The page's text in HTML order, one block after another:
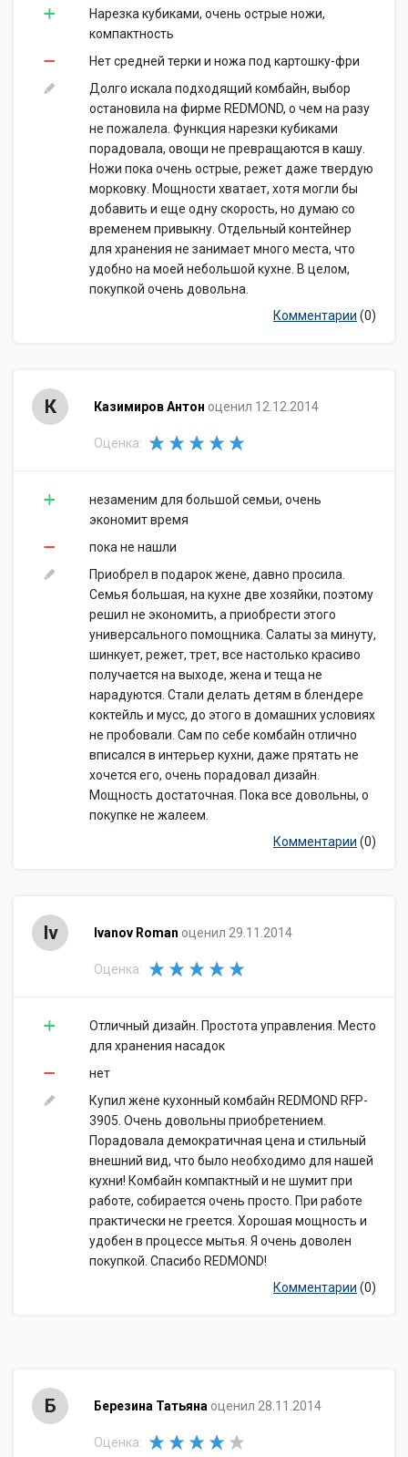
Нарезка кубиками, очень острые ножи,
компактность
Нет средней терки и ножа под картошку-фри
Долго искала подходящий комбайн, выбор
остановила на фирме REDMOND, о чем на разу
не пожалела. Функция нарезки кубиками
порадовала, овощи не превращаются в кашу.
Ножи пока очень острые, режет даже твердую
морковку. Мощности хватает, хотя могли бы
добавить и еще одну скорость, но думаю со
временем привыкну. Отдельный контейнер
для хранения не занимает много места, что
удобно на моей небольшой кухне. В целом,
покупкой очень довольна.
Комментарии (0)
К Казимиров Антон оценил 12.12.2014
Оценка:
незаменим для большой семьи, очень
экономит время
пока не нашли
Приобрел в подарок жене, давно просила.
Семья большая, на кухне две хозяйки, поэтому
решил не экономить, а приобрести этого
универсального помощника. Салаты за минуту,
шинкует, режет, трет, все настолько красиво
получается на выходе, жена и теща не
нарадуются. Стали делать детям в блендере
коктейль и мусс, до этого в домашних условиях
не пробовали. Сам по себе комбайн отлично
вписался в интерьер кухни, даже прятать не
хочется его, очень порадовал дизайн.
Мощность достаточная. Пока все довольны, о
покупке не жалеем.
Комментарии (0)
Iv Ivanov Roman оценил 29.11.2014
Оценка:
Отличный дизайн. Простота управления. Место
для хранения насадок
нет
Купил жене кухонный комбайн REDMOND RFP-
3905. Очень довольны приобретением.
Порадовала демократичная цена и стильный
внешний вид, что было необходимо для нашей
кухни! Комбайн компактный и не шумит при
работе, собирается очень просто. При работе
практически не греется. Хорошая мощность и
удобен в процессе мытья. Я очень доволен
покупкой. Спасибо REDMOND!
Комментарии (0)
Б Березина Татьяна оценил 28.11.2014
Оценка: